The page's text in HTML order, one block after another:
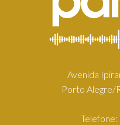
Avenida
Porto Alegre/
Telefone: